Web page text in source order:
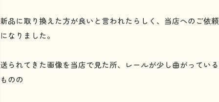
新品に取り換えた方が良いと言われたらしく、当店へのご依頼
になりました。
送られてきた画像を当店で見た所、レールが少し曲がっている
ものの